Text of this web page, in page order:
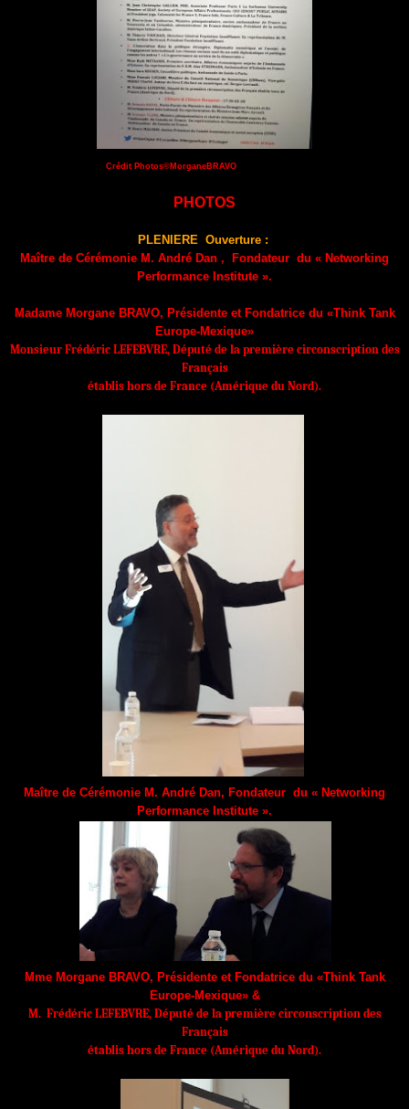
Crédit Photos©MorganeBRAVO
PHOTOS
PLENIERE Ouverture:
Maître de Cérémonie M. André Dan , Fondateur du « Networking
Performance Institute ».
Madame Morgane BRAVO, Présidente et Fondatrice du «Think Tank
Europe-Mexique»
Monsieur Frédéric LEFEBVRE, Député de la première circonscription des
Français
établis hors de France (Amérique du Nord).
Maître de Cérémonie M. André Dan, Fondateur du « Networking
Performance Institute ».
Mme Morgane BRAVO, Présidente et Fondatrice du «Think Tank
Europe-Mexique» &
M. Frédéric LEFEBVRE, Député de la première circonscription des
Français
établis hors de France (Amérique du Nord).